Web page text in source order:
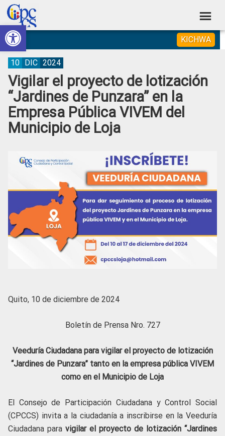
Abrir barra de herramientas
Skip
to
primary
navigation
Skip
to
main
content
Skip
to
primary
sidebar
Skip
to
footer
Consejo
de
Participación
Ciudadana
Control
Social
Construyendo
Poder
Ciudadano
KICHWA
Vigilar el proyecto de lotización
“Jardines de Punzara” en la
Empresa Pública VIVEM del
Municipio de Loja
10 DIC 2024
Quito, 10 de diciembre de 2024
Boletín de Prensa Nro. 727
Veeduría Ciudadana para vigilar el proyecto de lotización
“Jardines de Punzara” tanto en la empresa pública VIVEM
como en el Municipio de Loja
El Consejo de Participación Ciudadana y Control Social
(CPCCS) invita a la ciudadanía a inscribirse en la Veeduría
Ciudadana para vigilar el proyecto de lotización “Jardines